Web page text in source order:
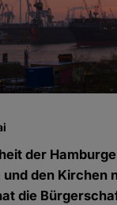
der
den Kirchen
die